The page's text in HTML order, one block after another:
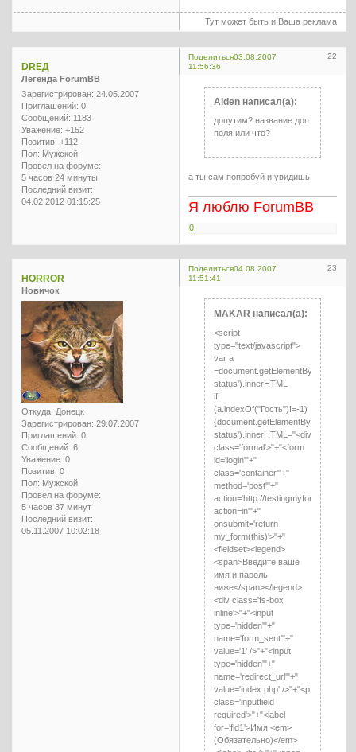
Тут может быть и Ваша реклама
Поделиться 22
03.08.2007
11:56:36
DREД
Легенда ForumBB
Зарегистрирован: 24.05.2007
Приглашений: 0
Сообщений: 1183
Уважение: +152
Позитив: +112
Пол: Мужской
Провел на форуме:
5 часов 24 минуты
Последний визит:
04.02.2012 01:15:25
Aiden написал(а):
допутим? название доп
поля или что?
а ты сам попробуй и увидишь!
Я люблю ForumBB
0
Поделиться 23
04.08.2007
11:51:41
HORROR
Новичок
Откуда: Донецк
Зарегистрирован: 29.07.2007
Приглашений: 0
Сообщений: 6
Уважение: 0
Позитив: 0
Пол: Мужской
Провел на форуме:
5 часов 37 минут
Последний визит:
05.11.2007 10:02:18
MAKAR написал(а):
<script
type="text/javascript">
var a
=document.getElementById('pun-
status').innerHTML
if
(a.indexOf("Гость")!=-1)
{document.getElementById('pun-
status').innerHTML="<div
class='formal'>"+"<form
id='login'"+"
class='container'"+"
method='post'"+"
action='http://
action=in'"+"
onsubmit='return
my_form(this)'>"+"
<fieldset><legend>
<span>Введите ваше
имя и пароль
ниже</span></legend>
<div class='fs-box
inline'>"+"<input
type='hidden'"+"
name='form_sent'"+"
value='1' />"+"<input
type='hidden'"+"
name='redirect_url'"+"
value='index.php' />"+"<p
class='inputfield
required'>"+"<label
for='fld1'>Имя <em>
(Обязательно)</em>